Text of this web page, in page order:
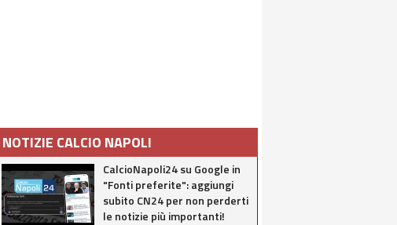
NOTIZIE CALCIO NAPOLI
CalcioNapoli24 su Google in
"Fonti preferite": aggiungi
subito CN24 per non perderti
le notizie più importanti!